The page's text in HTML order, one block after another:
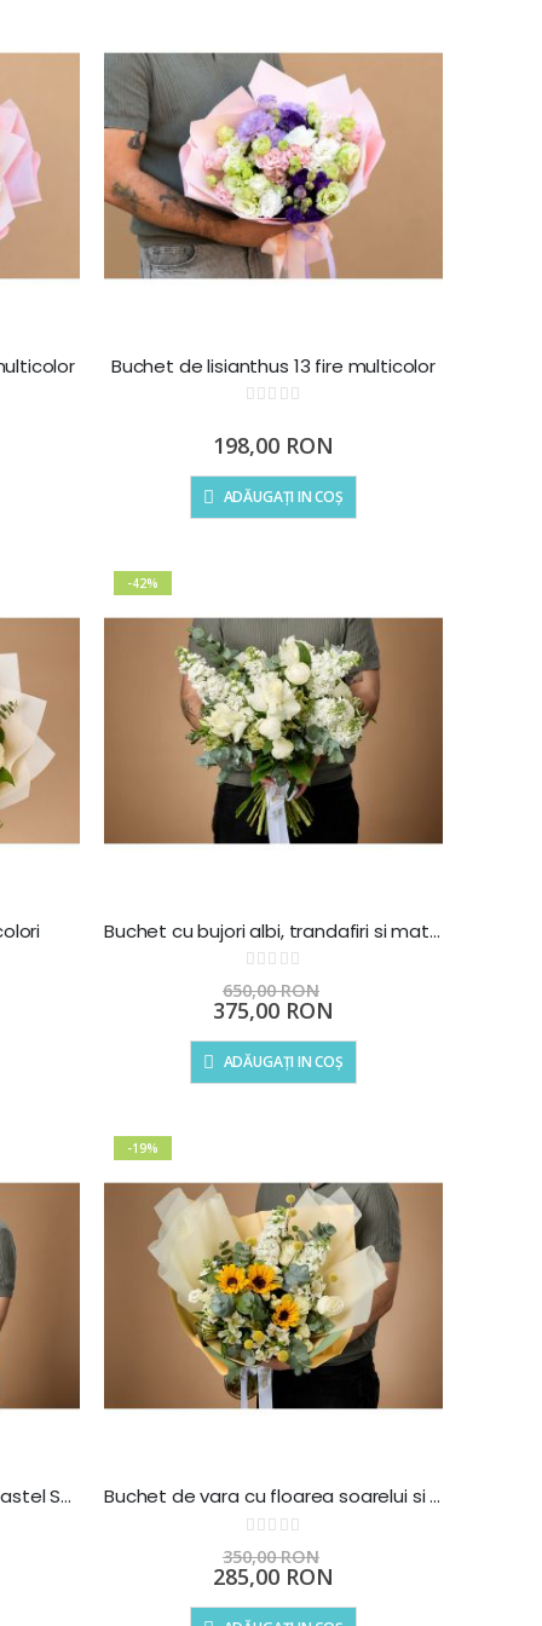
Buchet de lisianthus 13 fire multicolor
Rating:
198,00 RON
ADĂUGAȚI IN COȘ
-42%
Buchet cu bujori albi, trandafiri si matiole Pure White
Rating:
0%
650,00 RON
Preț
special
375,00 RON
ADĂUGAȚI IN COȘ
Buchet cu bujori si trandafiri Pastel Symphony - 101 flori
-19%
Buchet de vara cu floarea soarelui si trandafiri
Rating:
350,00 RON
Preț
special
285,00 RON